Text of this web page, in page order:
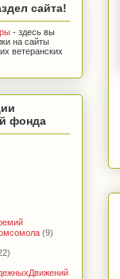
сайта!
- здесь вы
на сайты
ветеранских
фонда
(9)